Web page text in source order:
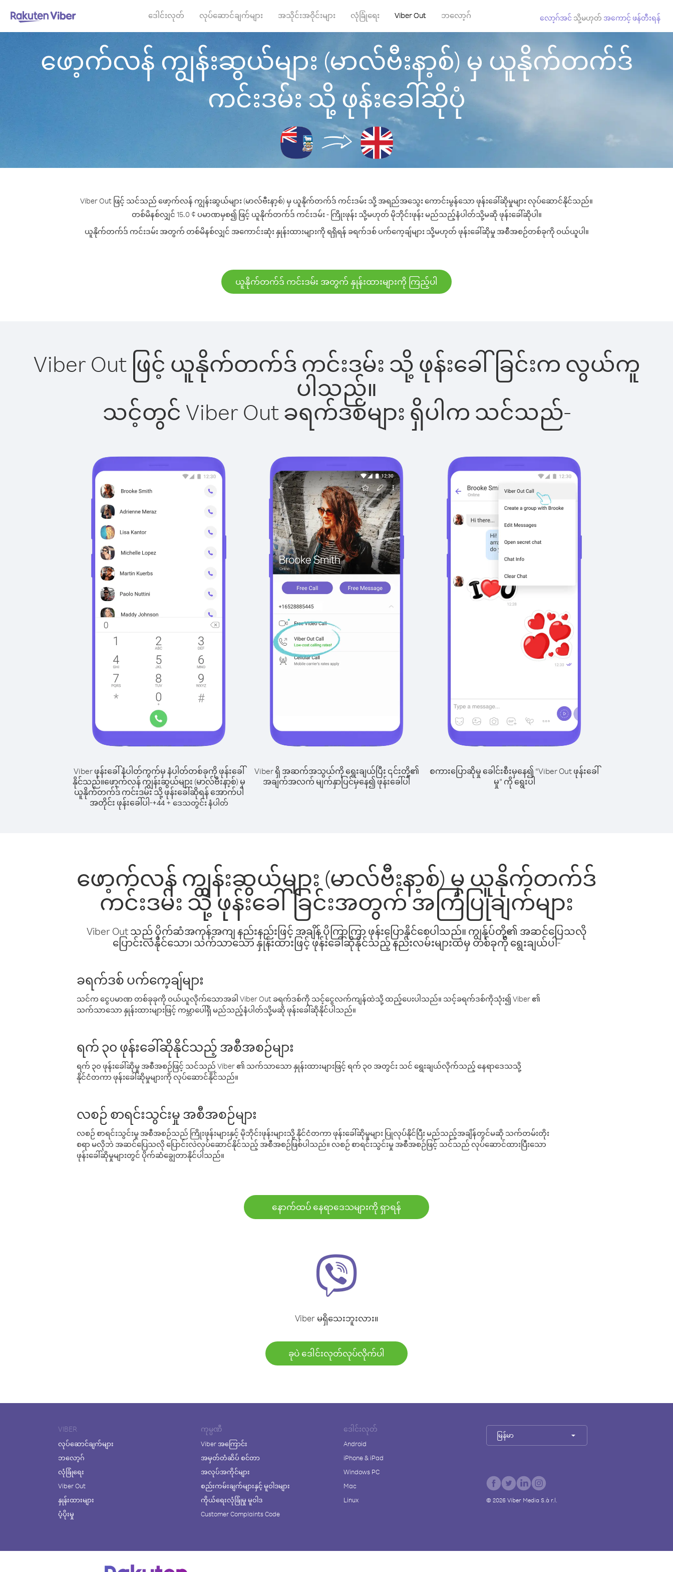
ဒေါင်းလုတ် လုပ်ဆောင်ချက်များ အသိုင်းအဝိုင်းများ လုံခြုံရေး Viber Out ဘလော့ဂ် လော့ဂ်အင် သို့မဟုတ် အကောင့် ဖန်တီးရန်
ဖော့က်လန် ကျွန်းဆွယ်များ (မာလ်ဗီးနာ့စ်) မှ ယူနိုက်တက်ဒ်
ကင်းဒမ်း သို့ ဖုန်းခေါ်ဆိုပုံ
Viber Out ဖြင့် သင်သည် ဖော့က်လန် ကျွန်းဆွယ်များ (မာလ်ဗီးနာ့စ်) မှ ယူနိုက်တက်ဒ် ကင်းဒမ်း သို့ အရည်အသွေး ကောင်းမွန်သော ဖုန်းခေါ်ဆိုမှုများ လုပ်ဆောင်နိုင်သည်။
တစ်မိနစ်လျှင် 15.0 ¢ ပမာဏမှစ၍ ဖြင့် ယူနိုက်တက်ဒ် ကင်းဒမ်း - ကြိုးဖုန်း သို့မဟုတ် မိုဘိုင်းဖုန်း မည်သည့်နံပါတ်သို့မဆို ဖုန်းခေါ်ဆိုပါ။
ယူနိုက်တက်ဒ် ကင်းဒမ်း အတွက် တစ်မိနစ်လျှင် အကောင်းဆုံး နှုန်းထားများကို ရရှိရန် ခရက်ဒစ် ပက်ကေ့ချ်များ သို့မဟုတ် ဖုန်းခေါ်ဆိုမှု အစီအစဉ်တစ်ခုကို ဝယ်ယူပါ။
ယူနိုက်တက်ဒ် ကင်းဒမ်း အတွက် နှုန်းထားများကို ကြည့်ပါ
Viber Out ဖြင့် ယူနိုက်တက်ဒ် ကင်းဒမ်း သို့ ဖုန်းခေါ်ခြင်းက လွယ်ကူ
ပါသည်။
သင့်တွင် Viber Out ခရက်ဒစ်များ ရှိပါက သင်သည်-
Viber ဖုန်းခေါ်နံပါတ်ကွက်မှ နံပါတ်တစ်ခုကို ဖုန်းခေါ်
နိုင်သည်။ဖော့က်လန် ကျွန်းဆွယ်များ (မာလ်ဗီးနာ့စ်) မှ
ယူနိုက်တက်ဒ် ကင်းဒမ်း သို့ ဖုန်းခေါ်ဆိုရန် အောက်ပါ
အတိုင်း ဖုန်းခေါ်ပါ-+44+ ဒေသတွင်း နံပါတ်
Viber ရှိ အဆက်အသွယ်ကို ရွေးချယ်ပြီး ၎င်းတို့၏
အချက်အလက် မျက်နှာပြင်မှနေ၍ ဖုန်းခေါ်ပါ
စကားပြောဆိုမှု ခေါင်းစီးမှနေ၍ “Viber Out ဖုန်းခေါ်
မှု” ကို ရွေးပါ
ဖော့က်လန် ကျွန်းဆွယ်များ (မာလ်ဗီးနာ့စ်) မှ ယူနိုက်တက်ဒ်
ကင်းဒမ်း သို့ ဖုန်းခေါ်ခြင်းအတွက် အကြံပြုချက်များ
Viber Out သည် ပိုက်ဆံအကုန်အကျ နည်းနည်းဖြင့် အချိန် ပိုကြာကြာ ဖုန်းပြောနိုင်စေပါသည်။ ကျွန်ုပ်တို့၏ အဆင်ပြေသလို
ပြောင်းလဲနိုင်သော၊ သက်သာသော နှုန်းထားဖြင့် ဖုန်းခေါ်ဆိုနိုင်သည့် နည်းလမ်းများထဲမှ တစ်ခုကို ရွေးချယ်ပါ-
ခရက်ဒစ် ပက်ကေ့ချ်များ
သင်က ငွေပမာဏ တစ်ခုခုကို ဝယ်ယူလိုက်သောအခါ Viber Out ခရက်ဒစ်ကို သင့်ငွေလက်ကျန်ထဲသို့ ထည့်ပေးပါသည်။ သင့်ခရက်ဒစ်ကိုသုံး၍ Viber ၏
သက်သာသော နှုန်းထားများဖြင့် ကမ္ဘာပေါ်ရှိ မည်သည့်နံပါတ်သို့မဆို ဖုန်းခေါ်ဆိုနိုင်ပါသည်။
ရက် ၃၀ ဖုန်းခေါ်ဆိုနိုင်သည့် အစီအစဉ်များ
ရက် ၃၀ ဖုန်းခေါ်ဆိုမှု အစီအစဉ်ဖြင့် သင်သည် Viber ၏ သက်သာသော နှုန်းထားများဖြင့် ရက် ၃၀ အတွင်း သင် ရွေးချယ်လိုက်သည့် နေရာဒေသသို့
နိုင်ငံတကာ ဖုန်းခေါ်ဆိုမှုများကို လုပ်ဆောင်နိုင်သည်။
လစဉ် စာရင်းသွင်းမှု အစီအစဉ်များ
လစဉ် စာရင်းသွင်းမှု အစီအစဉ်သည် ကြိုးဖုန်းများနှင့် မိုဘိုင်းဖုန်းများသို့ နိုင်ငံတကာ ဖုန်းခေါ်ဆိုမှုများ ပြုလုပ်နိုင်ပြီး မည်သည့်အချိန်တွင်မဆို သက်တမ်းတိုး
စရာ မလိုဘဲ အဆင်ပြေသလို ပြောင်းလဲလုပ်ဆောင်နိုင်သည့် အစီအစဉ်ဖြစ်ပါသည်။ လစဉ် စာရင်းသွင်းမှု အစီအစဉ်ဖြင့် သင်သည် လုပ်ဆောင်ထားပြီးသော
ဖုန်းခေါ်ဆိုမှုများတွင် ပိုက်ဆံချွေတာနိုင်ပါသည်။
နောက်ထပ် နေရာဒေသများကို ရှာရန်
Viber မရှိသေးဘူးလား။
ခုပဲ ဒေါင်းလုတ်လုပ်လိုက်ပါ
VIBER
လုပ်ဆောင်ချက်များ
ဘလော့ဂ်
လုံခြုံရေး
Viber Out
နှုန်းထားများ
ပံ့ပိုးမှု
ကုမ္ပဏီ
Viber အကြောင်း
အမှတ်တံဆိပ် စင်တာ
အလုပ်အကိုင်များ
စည်းကမ်းချက်များနှင့် မူဝါဒများ
ကိုယ်ရေးလုံခြုံမှု မူဝါဒ
Customer Complaints Code
ဒေါင်းလုတ်
Android
iPhone & iPad
Windows PC
Mac
Linux
မြန်မာ
© 2026 Viber Media S.à r.l.